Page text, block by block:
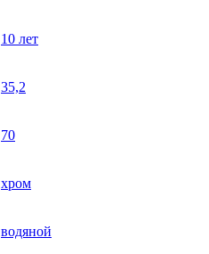
10 лет
35,2
70
хром
водяной